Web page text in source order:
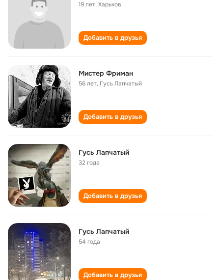
19 лет,Харьков
Добавить в друзья
Мистер Фриман
56 лет, Гусь Лапчатый
Добавить в друзья
Гусь Лапчатый
32 года
Добавить в друзья
Гусь Лапчатый
54 года
Добавить в друзья